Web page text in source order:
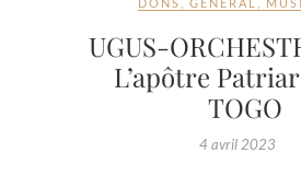
DONS GÉNÉRAL
UGUS-
L’apôtre
TOGO
4 avril 2023